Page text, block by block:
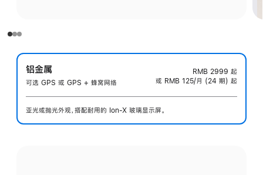
铝金属
可选 GPS 或 GPS + 蜂窝网络
RMB 2999 起
或 RMB 125/月 (24 期) 起
亚光或抛光外观，搭配耐用的 Ion-X 玻璃显示屏。